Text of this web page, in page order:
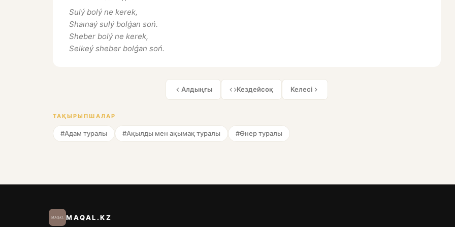
Sulý bolý ne kerek,
Shaınaý sulý bolǵan soń.
Sheber bolý ne kerek,
Selkeý sheber bolǵan soń.
Алдыңғы Кездейсоқ Келесі
ТАҚЫРЫПШАЛАР
#Адам туралы #Ақылды мен ақымақ туралы #Өнер туралы
MAQAL.KZ